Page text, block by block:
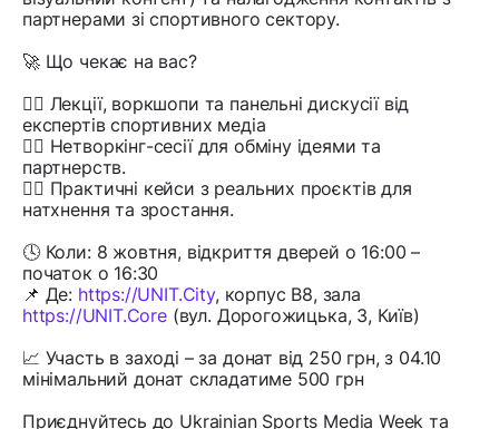
партнерами зі спортивного сектору.
🚀 Що чекає на вас?
👉🏻 Лекції, воркшопи та панельні дискусії від
експертів спортивних медіа
👉🏻 Нетворкінг-сесії для обміну ідеями та
партнерств.
👉🏻 Практичні кейси з реальних проєктів для
натхнення та зростання.
🕓 Коли: 8 жовтня, відкриття дверей о 16:00 –
початок о 16:30
📌 Де: https://UNIT.City, корпус В8, зала
https://UNIT.Core(вул. Дорогожицька, 3, Київ)
📈 Участь в заході – за донат від 250 грн, з 04.10
мінімальний донат складатиме 500 грн
Приєднуйтесь до Ukrainian Sports Media Week та